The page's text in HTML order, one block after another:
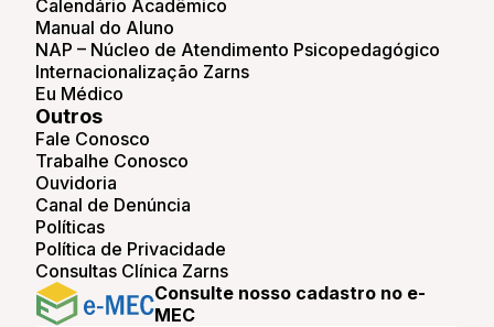
Calendário Acadêmico
Manual do Aluno
NAP – Núcleo de Atendimento Psicopedagógico
Internacionalização Zarns
Eu Médico
Outros
Fale Conosco
Trabalhe Conosco
Ouvidoria
Canal de Denúncia
Políticas
Política de Privacidade
Consultas Clínica Zarns
Consulte nosso cadastro no e-
MEC